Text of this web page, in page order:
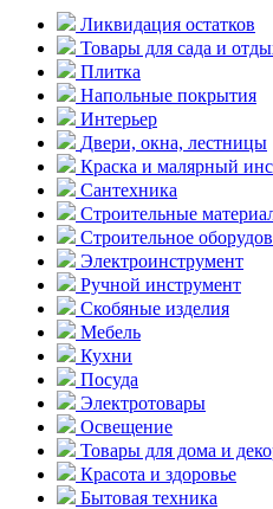
Ликвидация остатков
Товары для сада и
Плитка
Напольные покрытия
Интерьер
Двери, окна, лестницы
Краска и малярный
Сантехника
Строительные
Строительное
Электроинструмент
Ручной инструмент
Скобяные изделия
Мебель
Кухни
Посуда
Электротовары
Освещение
Товары для дома и
Красота и здоровье
Бытовая техника